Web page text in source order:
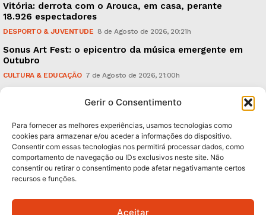
Gerir o Consentimento
Para fornecer as melhores experiências, usamos tecnologias como
cookies para armazenar e/ou aceder a informações do dispositivo.
Consentir com essas tecnologias nos permitirá processar dados, como
comportamento de navegação ou IDs exclusivos neste site. Não
consentir ou retirar o consentimento pode afetar negativamante certos
recursos e funções.
Aceitar
Vitória: derrota com o Arouca, em casa, perante
18.926 espectadores
DESPORTO & JUVENTUDE 8 de Agosto de 2026, 20:21h
Sonus Art Fest: o epicentro da música emergente em
Outubro
CULTURA & EDUCAÇÃO 7 de Agosto de 2026, 21:00h
Subscreva Newsletter: